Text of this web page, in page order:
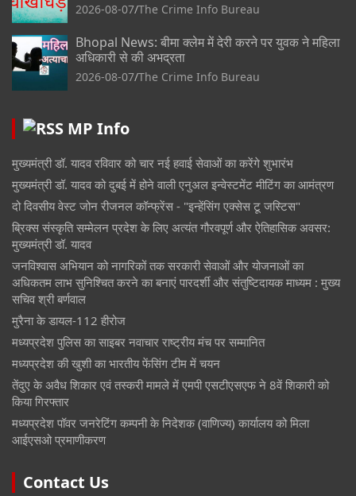
2026-08-07 The Crime Info Bureau
Bhopal News: बीमा क्लेम में देरी करने पर युवक ने महिला
अधिकारी से की अभद्रता
2026-08-07 The Crime Info Bureau
MP Info
मुख्यमंत्री डॉ. यादव रविवार को चार नई हवाई सेवाओं का करेंगे शुभारंभ
मुख्यमंत्री डॉ. यादव को दुबई में होने वाली एनुअल इन्वेस्टमेंट मीटिंग का आमंत्रण
दो दिवसीय वेस्ट जोन रीजनल कॉन्फ्रेंस - "इन्हेंसिंग एक्सेस टू जस्टिस"
ब्रिक्स संस्कृति सम्मेलन प्रदेश के लिए अत्यंत गौरवपूर्ण और ऐतिहासिक अवसर:
मुख्यमंत्री डॉ. यादव
जनविश्वास अभियान को नागरिकों तक सरकारी सेवाओं और योजनाओं का
अधिकतम लाभ सुनिश्चित करने का बनाएं पारदर्शी और संतुष्टिदायक माध्यम : मुख्य
सचिव श्री बर्णवाल
मुरैना के डायल-112 हीरोज
मध्यप्रदेश पुलिस का साइबर नवाचार राष्ट्रीय मंच पर सम्मानित
मध्यप्रदेश की खुशी का भारतीय फेंसिंग टीम में चयन
तेंदुए के अवैध शिकार एवं तस्करी मामले में एमपी एसटीएसएफ ने 8वें शिकारी को
किया गिरफ्तार
मध्यप्रदेश पॉवर जनरेटिंग कम्पनी के निदेशक (वाणिज्य) कार्यालय को मिला
आईएसओ प्रमाणीकरण
Contact Us